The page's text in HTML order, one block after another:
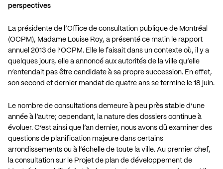
perspectives
La présidente de l’Office de consultation publique de Montréal
(OCPM), Madame Louise Roy, a présenté ce matin le rapport
annuel 2013 de l’OCPM. Elle le faisait dans un contexte où, il y a
quelques jours, elle a annoncé aux autorités de la ville qu’elle
n’entendait pas être candidate à sa propre succession. En effet,
son second et dernier mandat de quatre ans se termine le 18 juin.
Le nombre de consultations demeure à peu près stable d’une
année à l’autre; cependant, la nature des dossiers continue à
évoluer. C’est ainsi que l’an dernier, nous avons dû examiner des
questions de planification majeure dans certains
arrondissements ou à l’échelle de toute la ville. Au premier chef,
la consultation sur le Projet de plan de développement de